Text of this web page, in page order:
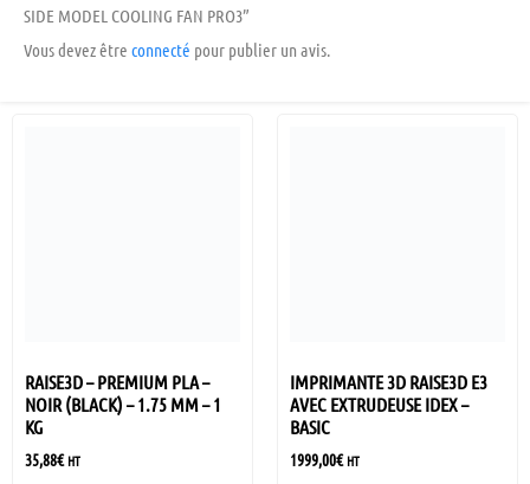
SIDE MODEL COOLING FAN PRO3”
Vous devez être connecté pour publier un avis.
RAISE3D – PREMIUM PLA –
NOIR (BLACK) – 1.75 MM – 1
KG
35,88€ HT
IMPRIMANTE 3D RAISE3D E3
AVEC EXTRUDEUSE IDEX –
BASIC
1999,00€ HT